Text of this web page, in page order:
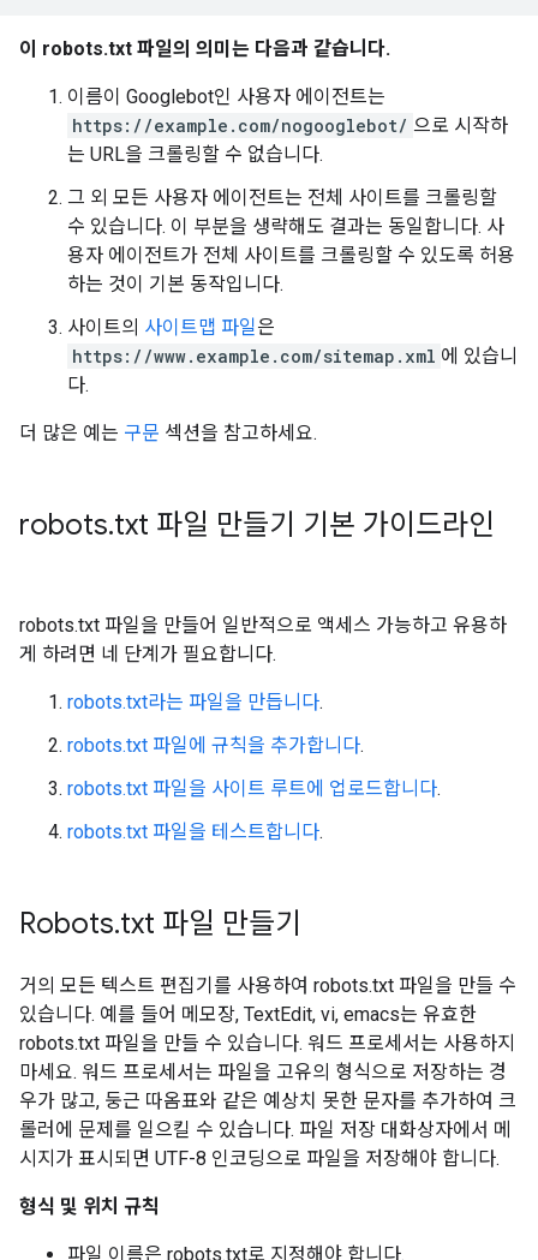
이 robots.txt 파일의 의미는 다음과 같습니다.
이름이 Googlebot인 사용자 에이전트는
https://example.com/nogooglebot/ 으로 시작하
는 URL을 크롤링할 수 없습니다.
그 외 모든 사용자 에이전트는 전체 사이트를 크롤링할
수 있습니다. 이 부분을 생략해도 결과는 동일합니다. 사
용자 에이전트가 전체 사이트를 크롤링할 수 있도록 허용
하는 것이 기본 동작입니다.
사이트의 사이트맵 파일은
https://www.example.com/sitemap.xml 에 있습니
다.
더 많은 예는 구문 섹션을 참고하세요.
robots.txt 파일 만들기 기본 가이드라인
robots.txt 파일을 만들어 일반적으로 액세스 가능하고 유용하
게 하려면 네 단계가 필요합니다.
robots.txt라는 파일을 만듭니다.
robots.txt 파일에 규칙을 추가합니다.
robots.txt 파일을 사이트 루트에 업로드합니다.
robots.txt 파일을 테스트합니다.
Robots.txt 파일 만들기
거의 모든 텍스트 편집기를 사용하여 robots.txt 파일을 만들 수
있습니다. 예를 들어 메모장, TextEdit, vi, emacs는 유효한
robots.txt 파일을 만들 수 있습니다. 워드 프로세서는 사용하지
마세요. 워드 프로세서는 파일을 고유의 형식으로 저장하는 경
우가 많고, 둥근 따옴표와 같은 예상치 못한 문자를 추가하여 크
롤러에 문제를 일으킬 수 있습니다. 파일 저장 대화상자에서 메
시지가 표시되면 UTF-8 인코딩으로 파일을 저장해야 합니다.
형식 및 위치 규칙
파일 이름은 robots.txt로 지정해야 합니다.